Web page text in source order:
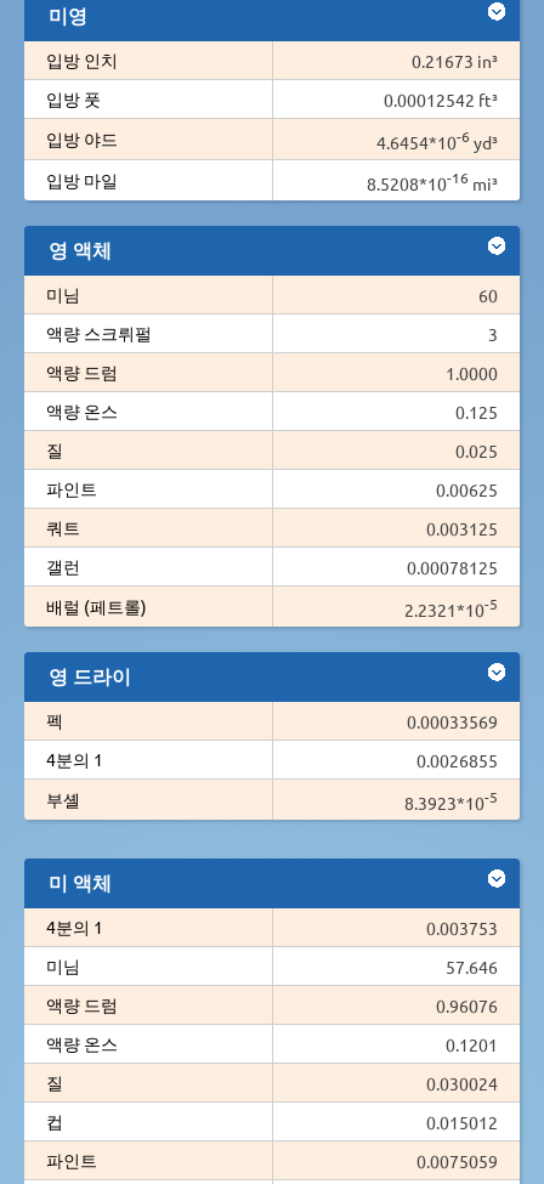
미영
입방 인치
0.21673 in³
입방 풋
0.00012542 ft³
입방 야드
4.6454*10-6 yd³
입방 마일
8.5208*10-16 mi³
영 액체
미님
60
액량 스크뤼펄
3
액량 드럼
1.0000
액량 온스
0.125
질
0.025
파인트
0.00625
쿼트
0.003125
갤런
0.00078125
배럴 (페트롤)
2.2321*10-5
영 드라이
펙
0.00033569
4분의 1
0.0026855
부셸
8.3923*10-5
미 액체
4분의 1
0.003753
미님
57.646
액량 드럼
0.96076
액량 온스
0.1201
질
0.030024
컵
0.015012
파인트
0.0075059